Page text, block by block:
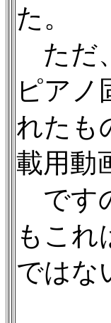
た。
ただ
ピアノ
れたも
載用動
です
もこれ
ではな